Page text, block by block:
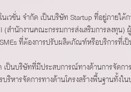
เวชั่น จำกัด เป็นบริษัท Startup ที่อยู่ภายใต้
สำนักงานคณะกรรมการส่งเสริมการลงทุน)
ที่ต้องการปรับผลิตภัณฑ์หรือบริการที่เ
ป็นบริษัทที่มีประสบการณ์ทางด้านการจัดกา
ริหารจัดการทางด้านโครงสร้างพื้นฐานทั้งใน